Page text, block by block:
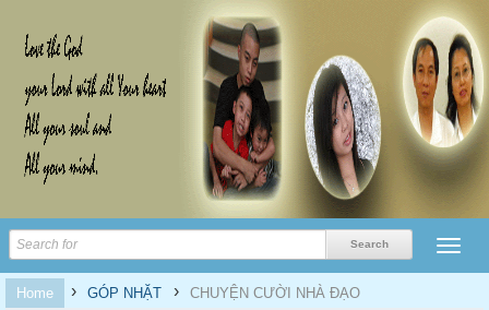
Home › GÓP NHẶT › CHUYỆN CƯỜI NHÀ ĐẠO